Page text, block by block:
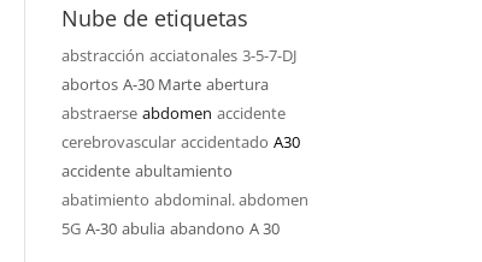
Nube de etiquetas
abstracción acciatonales 3-5-7-DJ
abortos A-30 Marte abertura
abstraerse abdomen accidente
cerebrovascular accidentado A30
accidente abultamiento
abatimiento abdominal. abdomen
5G A-30 abulia abandono A 30